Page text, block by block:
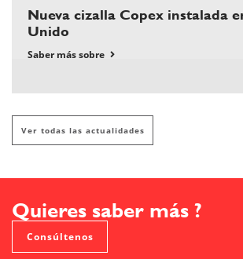
Nueva cizalla Copex instalada
Unido
Saber más sobre
Ver todas las actualidades
Quieres saber más ?
Consúltenos